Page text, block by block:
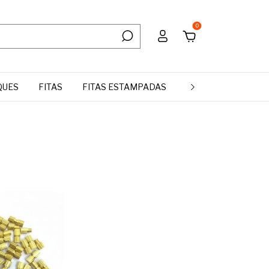
0
FITAS FITAS ESTAMPADAS MANTA DE